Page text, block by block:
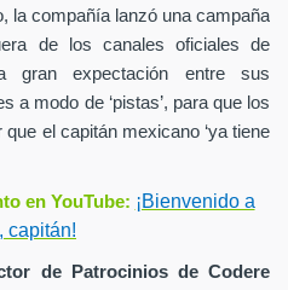
la compañía lanzó una campaña
de los canales oficiales de
gran expectación entre sus
a modo de ‘pistas’, para que los
el capitán mexicano ‘ya tiene
en YouTube: ¡Bienvenido a
capitán!
de Patrocinios de Codere